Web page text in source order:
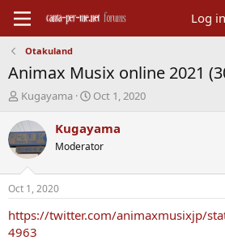
Log in
Otakuland
Animax Musix online 2021
T
r
e
a
d
s
t
a
r
t
Kugayama
S
a
t
t
e
Oct 1, 2020
Kugayama
Moderator
Oct 1, 2020
https://twitter.com/animaxmusixjp/
4963